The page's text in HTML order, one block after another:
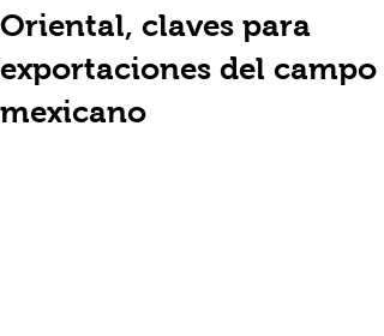
Oriental, claves para
exportaciones del campo
mexicano